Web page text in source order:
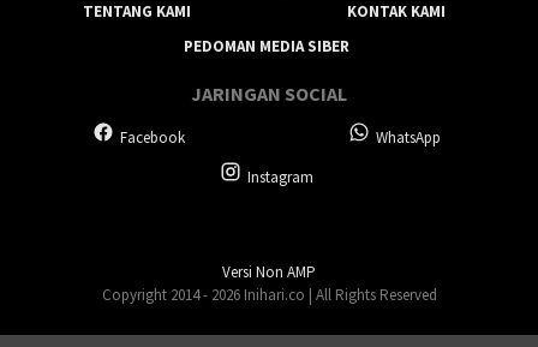
TENTANG KAMI
KONTAK KAMI
PEDOMAN MEDIA SIBER
JARINGAN SOCIAL
Facebook
WhatsApp
Instagram
Versi Non AMP
Copyright 2014 - 2026 Inihari.co | All Rights Reserved